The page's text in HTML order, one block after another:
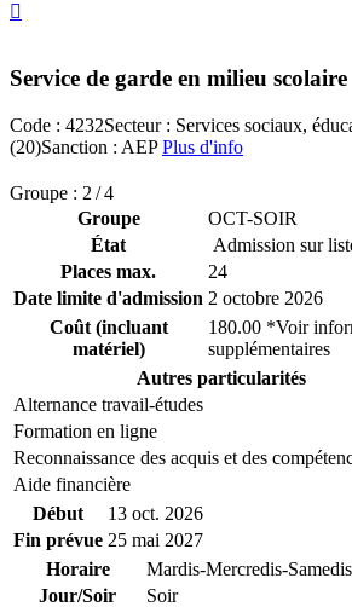

Service de garde en milieu scolaire
Code : 4232Secteur : Services sociaux,
(20)Sanction : AEPPlus d'info
Groupe : 2 / 4
Groupe
OCT-SOIR
État
Admission sur
Places max.
24
Date limite d'admission 2 octobre 2026
Coût (incluant
matériel)
180.00 *Voir
supplémentaires
Autres particularités
Alternance travail-études
Formation en ligne
Reconnaissance des acquis et des
Aide financière
Début
13 oct. 2026
Fin prévue 25 mai 2027
Horaire
Mardis-Mercredis-Samedis
Jour/Soir
Soir